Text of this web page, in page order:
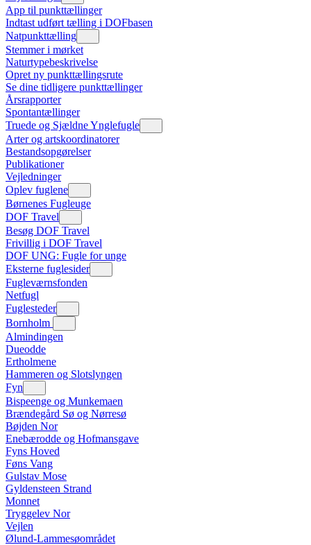
App til punkttællinger
Indtast udført tælling i DOFbasen
Natpunkttælling
Stemmer i mørket
Naturtypebeskrivelse
Opret ny punkttællingsrute
Se dine tidligere punkttællinger
Årsrapporter
Spontantællinger
Truede og Sjældne Ynglefugle
Arter og artskoordinatorer
Bestandsopgørelser
Publikationer
Vejledninger
Oplev fuglene
Børnenes Fugleuge
DOF Travel
Besøg DOF Travel
Frivillig i DOF Travel
DOF UNG: Fugle for unge
Eksterne fuglesider
Fugleværnsfonden
Netfugl
Fuglesteder
Bornholm
Almindingen
Dueodde
Ertholmene
Hammeren og Slotslyngen
Fyn
Bispeenge og Munkemaen
Brændegård Sø og Nørresø
Bøjden Nor
Enebærodde og Hofmansgave
Fyns Hoved
Føns Vang
Gulstav Mose
Gyldensteen Strand
Monnet
Tryggelev Nor
Vejlen
Ølund-Lammesøområdet